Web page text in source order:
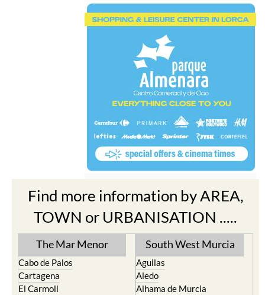
Find more information by AREA,
TOWN or URBANISATION .....
The Mar Menor
Cabo de Palos
Cartagena
El Carmoli
South West Murcia
Aguilas
Aledo
Alhama de Murcia